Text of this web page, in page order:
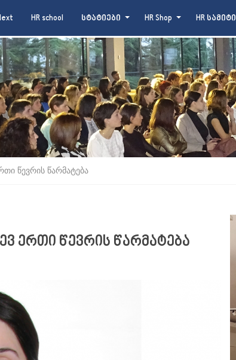
HR school სტატიები HR Shop HR სამიტი
წევრის წარმატება
ერთი წევრის წარმატება